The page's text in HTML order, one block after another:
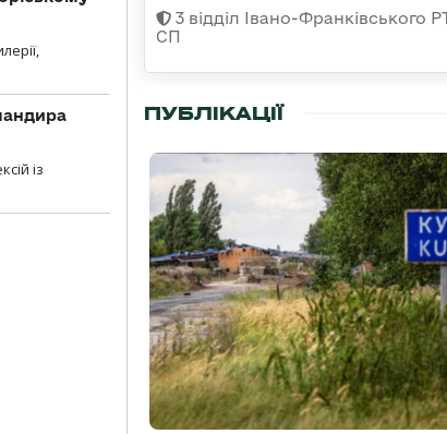
із
3 відділ Івано-Франківського
СП
ПУБЛІКАЦІЇ